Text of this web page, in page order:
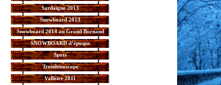
Sardaigne 2013
Snowboard 2013
Snowboard 2014 au Grand Bornand
SNOWBOARD d’époque
Spots
Trombinoscope
Valloire 2011